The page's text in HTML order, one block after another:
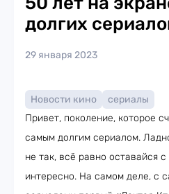
долгих
29 января 2023
Новости кино
сериалы
Привет, поколение, которое
самым долгим сериалом.
не так, всё равно оставайся
интересно. На самом деле, с